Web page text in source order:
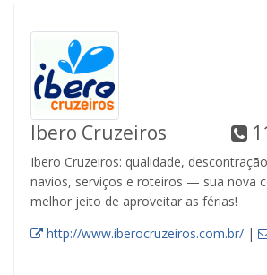
Ibero Cruzeiros
Ibero Cruzeiros: qualidade,
navios, serviços e roteiros — sua nova
melhor jeito de aproveitar as férias!
http://www.iberocruzeiros.com.br/|